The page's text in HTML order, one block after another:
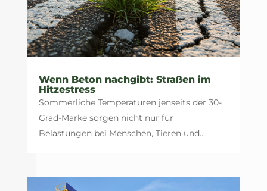
Wenn Beton nachgibt: Straßen im
Hitzestress
Sommerliche Temperaturen jenseits der 30-
Grad-Marke sorgen nicht nur für
Belastungen bei Menschen, Tieren und...